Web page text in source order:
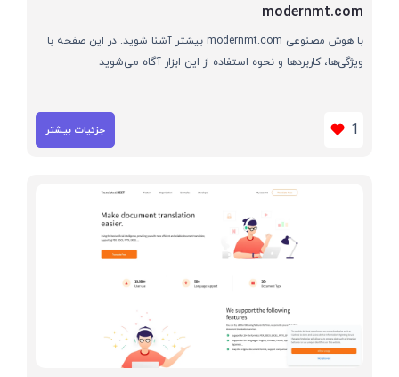
modernmt.com
با هوش مصنوعی modernmt.com بیشتر آشنا شوید. در این صفحه با
ویژگی‌ها، کاربردها و نحوه استفاده از این ابزار آگاه می‌شوید
1 جزئیات بیشتر